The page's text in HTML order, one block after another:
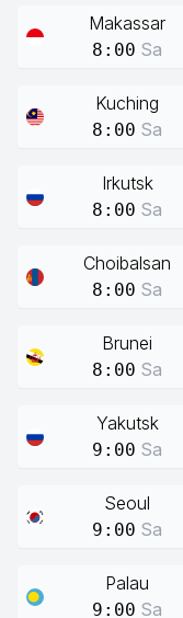
Makassar
8:00 Sa
Kuching
8:00 Sa
Irkutsk
8:00 Sa
Choibalsan
8:00 Sa
Brunei
8:00 Sa
Yakutsk
9:00 Sa
Seoul
9:00 Sa
Palau
9:00 Sa